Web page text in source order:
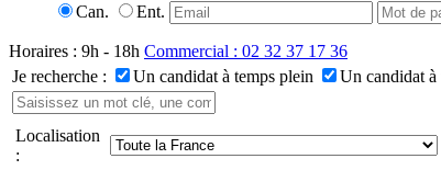
Can.
Ent.
Horaires : 9h - 18h Commercial : 02 32 37 17 36
Je recherche :
Un candidat à temps plein Un candidat à
Localisation
: